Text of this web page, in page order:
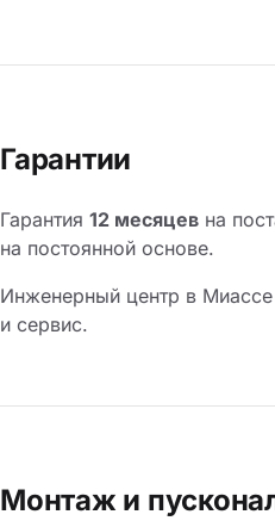
Гарантии
Гарантия 12 месяцев на
на постоянной основе.
Инженерный центр в
и сервис.
Монтаж и